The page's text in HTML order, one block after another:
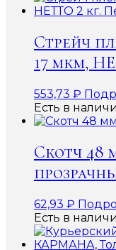
Стрейч
17 мкм,
553,73 ₽
Есть в
Скотч 48
62,93 ₽
Есть в